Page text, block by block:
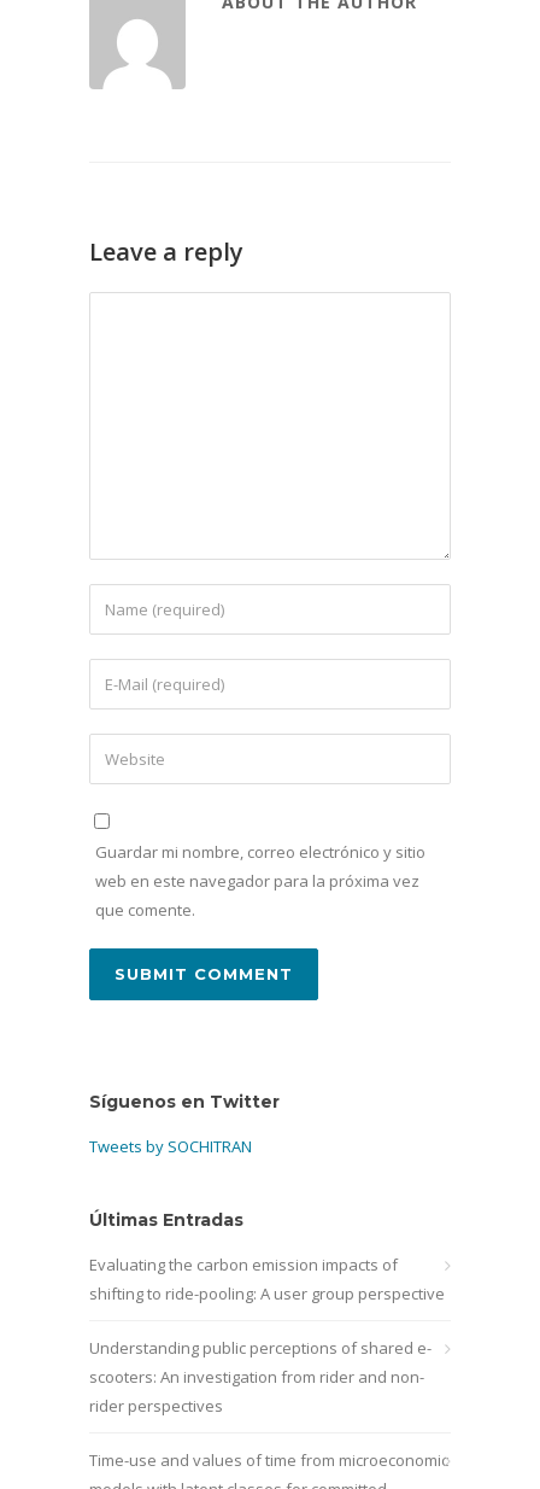
Leave a reply
Guardar mi nombre, correo electrónico y sitio
web en este navegador para la próxima vez
que comente.
Síguenos en Twitter
Tweets by SOCHITRAN
Últimas Entradas
Evaluating the carbon emission impacts of
shifting to ride-pooling: A user group perspective
Understanding public perceptions of shared e-
scooters: An investigation from rider and non-
rider perspectives
Time-use and values of time from microeconomic